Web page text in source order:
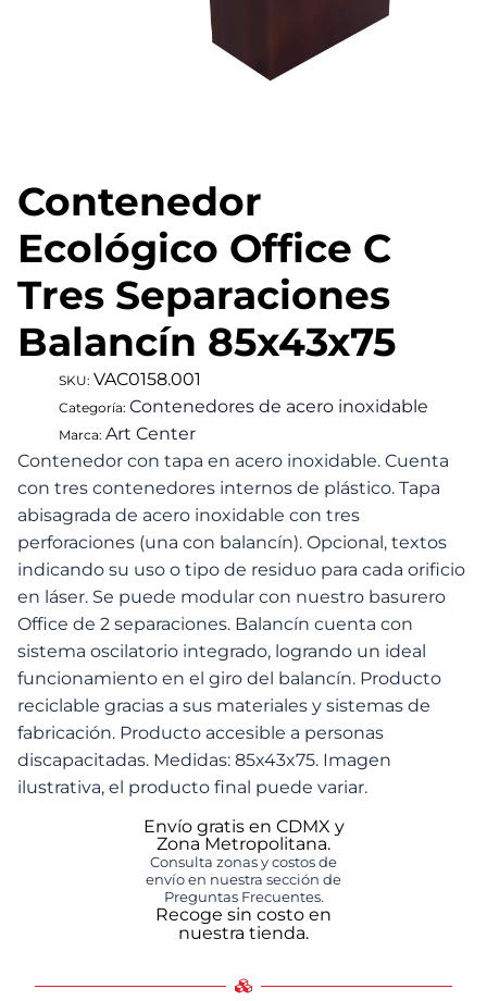
Contenedor
Ecológico Office C
Tres Separaciones
Balancín 85x43x75
SKU: VAC0158.001
Categoría: Contenedores de acero inoxidable
Marca: Art Center
Contenedor con tapa en acero inoxidable. Cuenta
con tres contenedores internos de plástico. Tapa
abisagrada de acero inoxidable con tres
perforaciones (una con balancín). Opcional, textos
indicando su uso o tipo de residuo para cada orificio
en láser. Se puede modular con nuestro basurero
Office de 2 separaciones. Balancín cuenta con
sistema oscilatorio integrado, logrando un ideal
funcionamiento en el giro del balancín. Producto
reciclable gracias a sus materiales y sistemas de
fabricación. Producto accesible a personas
discapacitadas. Medidas: 85x43x75. Imagen
ilustrativa, el producto final puede variar.
Envío gratis en CDMX y
Zona Metropolitana.
Consulta zonas y costos de
envío en nuestra sección de
Preguntas Frecuentes.
Recoge sin costo en
nuestra tienda.